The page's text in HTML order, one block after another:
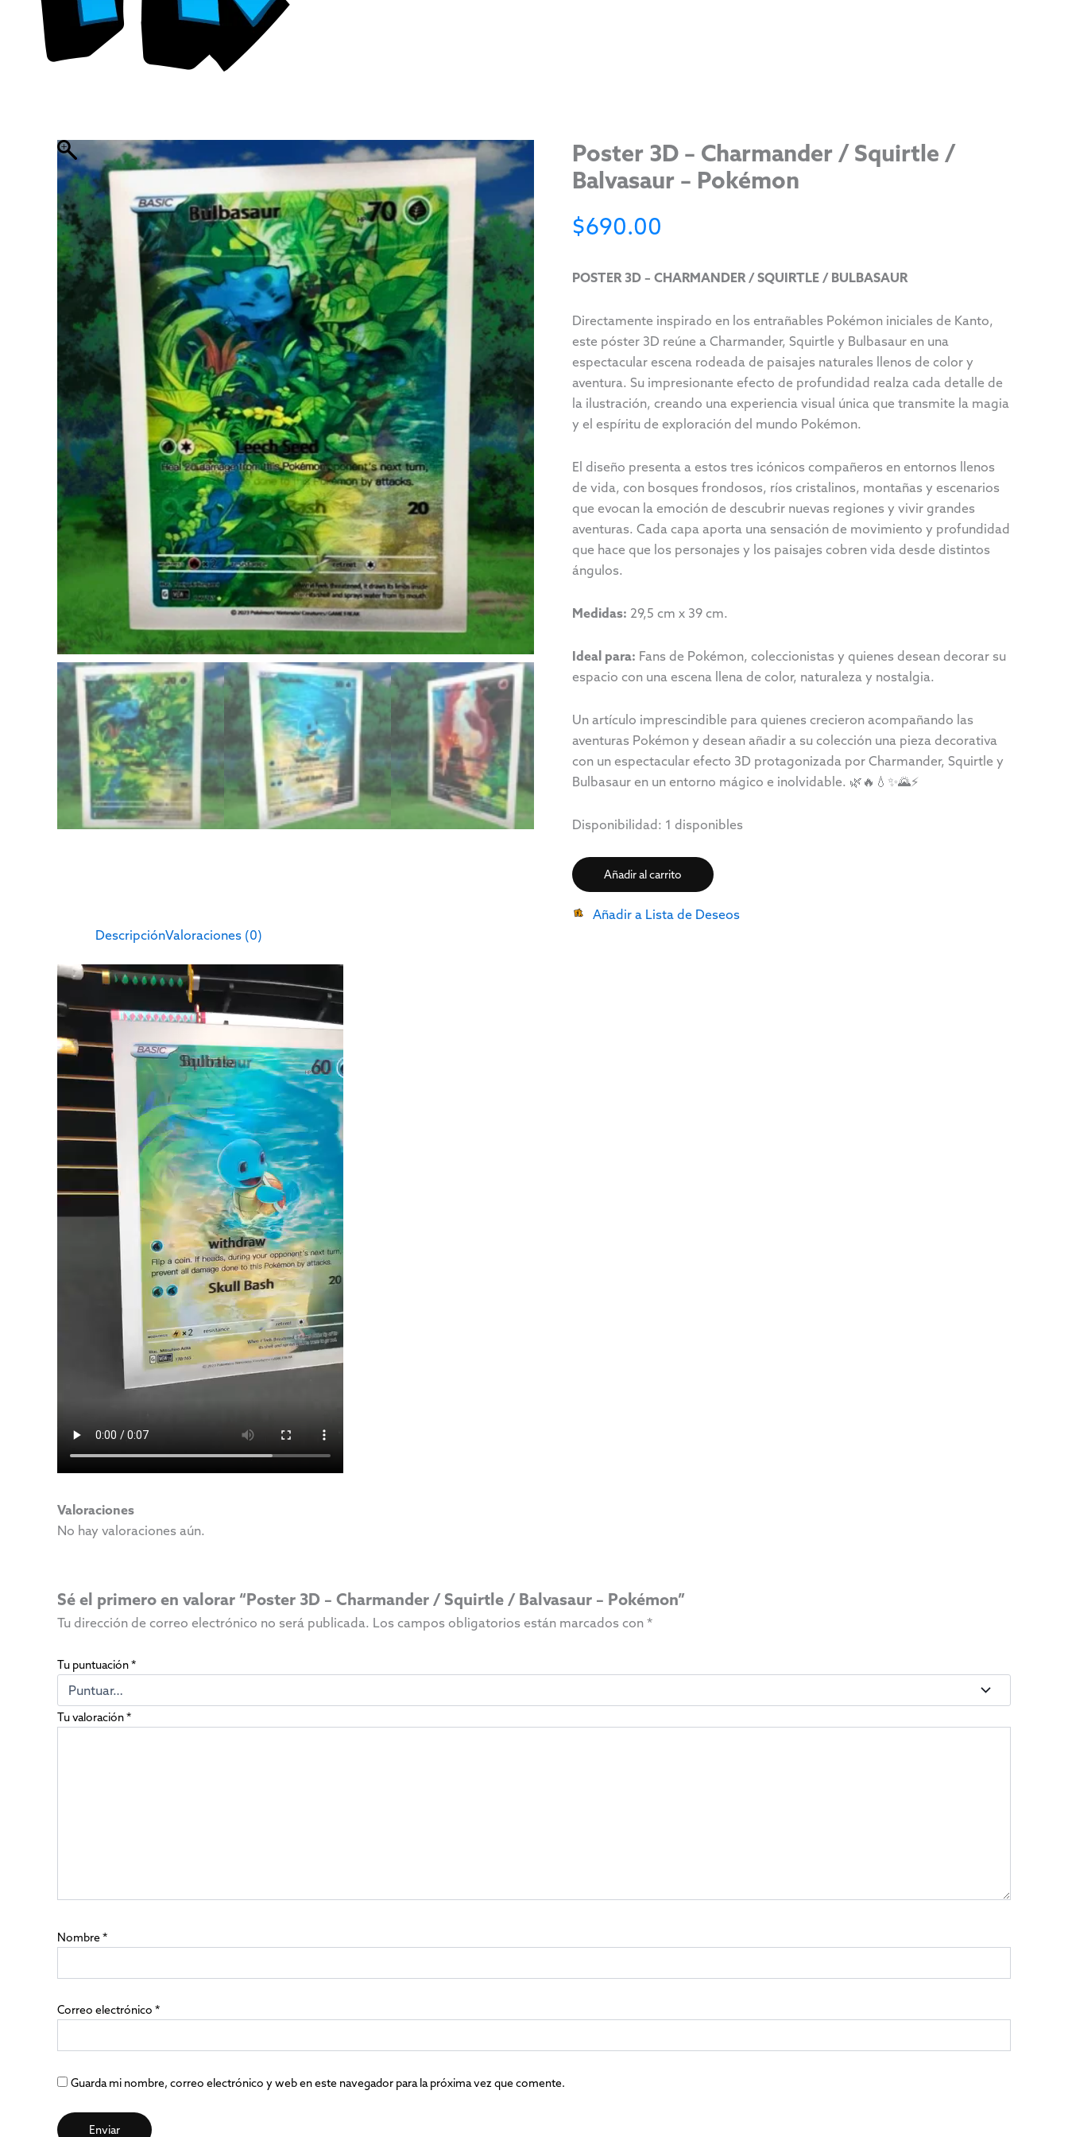
Poster 3D – Charmander / Squirtle /
Balvasaur – Pokémon
$690.00
POSTER 3D – CHARMANDER / SQUIRTLE / BULBASAUR
Directamente inspirado en los entrañables Pokémon iniciales de Kanto,
este póster 3D reúne a Charmander, Squirtle y Bulbasaur en una
espectacular escena rodeada de paisajes naturales llenos de color y
aventura. Su impresionante efecto de profundidad realza cada detalle de
la ilustración, creando una experiencia visual única que transmite la magia
y el espíritu de exploración del mundo Pokémon.
El diseño presenta a estos tres icónicos compañeros en entornos llenos
de vida, con bosques frondosos, ríos cristalinos, montañas y escenarios
que evocan la emoción de descubrir nuevas regiones y vivir grandes
aventuras. Cada capa aporta una sensación de movimiento y profundidad
que hace que los personajes y los paisajes cobren vida desde distintos
ángulos.
Medidas: 29,5 cm x 39 cm.
Ideal para: Fans de Pokémon, coleccionistas y quienes desean decorar su
espacio con una escena llena de color, naturaleza y nostalgia.
Un artículo imprescindible para quienes crecieron acompañando las
aventuras Pokémon y desean añadir a su colección una pieza decorativa
con un espectacular efecto 3D protagonizada por Charmander, Squirtle y
Bulbasaur en un entorno mágico e inolvidable. 🌿🔥💧✨🌄⚡
Disponibilidad: 1 disponibles
Añadir al carrito
Añadir a Lista de Deseos
DescripciónValoraciones (0)
Valoraciones
No hay valoraciones aún.
Sé el primero en valorar “Poster 3D – Charmander / Squirtle / Balvasaur – Pokémon”
Tu dirección de correo electrónico no será publicada. Los campos obligatorios están marcados con *
Tu puntuación*
Tu valoración*
Nombre*
Correo electrónico *
Guarda mi nombre, correo electrónico y web en este navegador para la próxima vez que comente.